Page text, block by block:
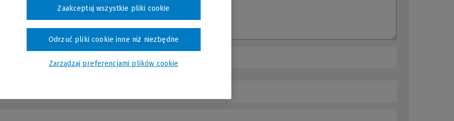
Zarządzaj preferencjami plików cookie
Odrzuć pliki cookie inne niż niezbędne
Zaakceptuj wszystkie pliki cookie